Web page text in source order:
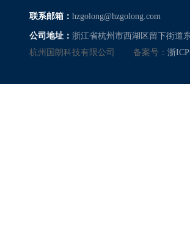
联系邮箱： hzgolong@hzgolong.com
公司地址： 浙江省杭州市西湖区留下街道
杭州国朗科技有限公司
备案号： 浙